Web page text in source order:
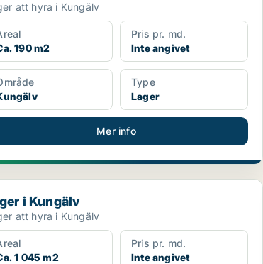
att hyra i Kungälv
190 m2
Pris pr. md.
Inte angivet
Type
Lager
Mer info
Kungälv
i Kungälv
att hyra i Kungälv
1 045 m2
Pris pr. md.
Inte angivet